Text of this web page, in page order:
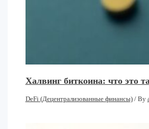
Халвинг биткоина: что это
DeFi (Децентрализованные финансы)/ By